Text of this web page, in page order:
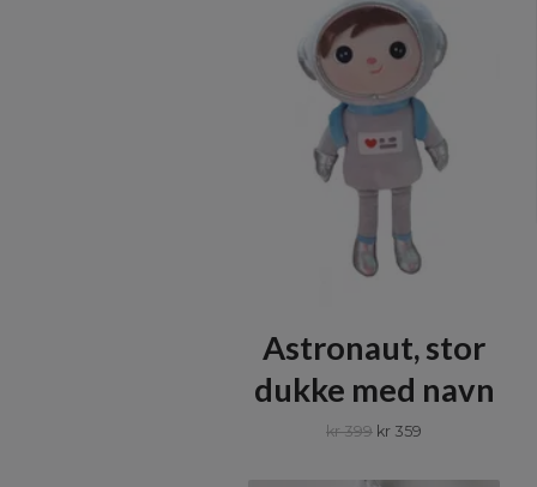
Astronaut, stor
dukke med navn
kr 399 kr 359